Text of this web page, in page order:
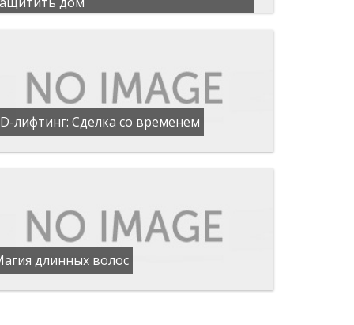
лифтинг: Сделка со временем
длинных волос